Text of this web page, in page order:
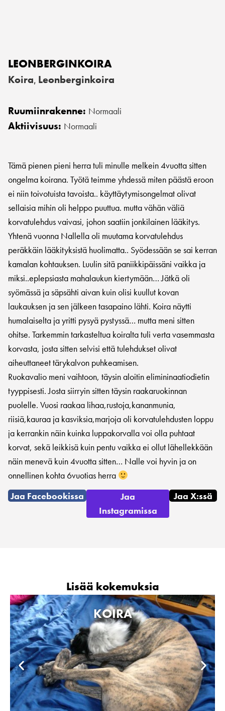
LEONBERGINKOIRA
Koira, Leonberginkoira
Ruumiinrakenne: Normaali
Aktiivisuus: Normaali
Tämä pienen pieni herra tuli minulle melkein 4vuotta sitten
ongelma koirana. Työtä teimme yhdessä miten päästä eroon
ei niin toivotuista tavoista.. käyttäytymisongelmat olivat
sellaisia mihin oli helppo puuttua. mutta vähän väliä
korvatulehdus vaivasi, johon saatiin jonkilainen lääkitys.
Yhtenä vuonna Nallella oli muutama korvatulehdus
peräkkäin lääkityksistä huolimatta.. Syödessään se sai kerran
kamalan kohtauksen. Luulin sitä paniikkipäissäni vaikka ja
miksi..eplepsiasta mahalaukun kiertymään… Jätkä oli
syömässä ja säpsähti aivan kuin olisi kuullut kovan
laukauksen ja sen jälkeen tasapaino lähti. Koira näytti
humalaiselta ja yritti pysyä pystyssä… mutta meni sitten
ohitse. Tarkemmin tarkasteltua koiralta tuli verta vasemmasta
korvasta, josta sitten selvisi että tulehdukset olivat
aiheuttaneet tärykalvon puhkeamisen.
Ruokavalio meni vaihtoon, täysin aloitin elimininaatiodietin
tyyppisesti. Josta siirryin sitten täysin raakaruokinnan
puolelle. Vuosi raakaa lihaa,rustoja,kananmunia,
riisiä,kauraa ja kasviksia,marjoja oli korvatulehdusten loppu
ja kerrankin näin kuinka luppakorvalla voi olla puhtaat
korvat, sekä leikkisä kuin pentu vaikka ei ollut lähellekkään
näin menevä kuin 4vuotta sitten… Nalle voi hyvin ja on
onnellinen kohta 6vuotias herra
Jaa Facebookissa
Jaa
Instagramissa
Jaa X:ssä
Lisää kokemuksia
KOIRA